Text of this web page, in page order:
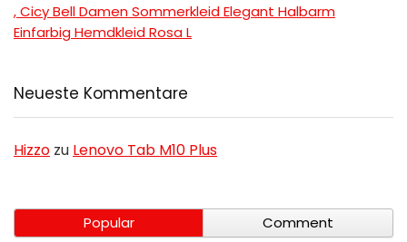
, Cicy Bell Damen Sommerkleid Elegant Halbarm
Einfarbig Hemdkleid Rosa L
Neueste Kommentare
Hizzo zu Lenovo Tab M10 Plus
Popular
Comment